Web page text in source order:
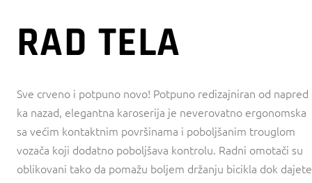
RAD TELA
Sve crveno i potpuno novo! Potpuno redizajniran od napred
ka nazad, elegantna karoserija je neverovatno ergonomska
sa većim kontaktnim površinama i poboljšanim trouglom
vozača koji dodatno poboljšava kontrolu. Radni omotači su
oblikovani tako da pomažu boljem držanju bicikla dok dajete